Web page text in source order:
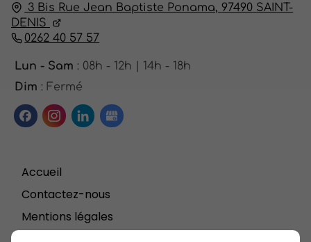
3 Bis Rue Jean Baptiste Ponama, 97490 SAINT-
DENIS
0262 40 57 57
Lun - Sam : 08h - 12h | 14h - 18h
Dim : Fermé
Accueil
Contactez-nous
Mentions légales